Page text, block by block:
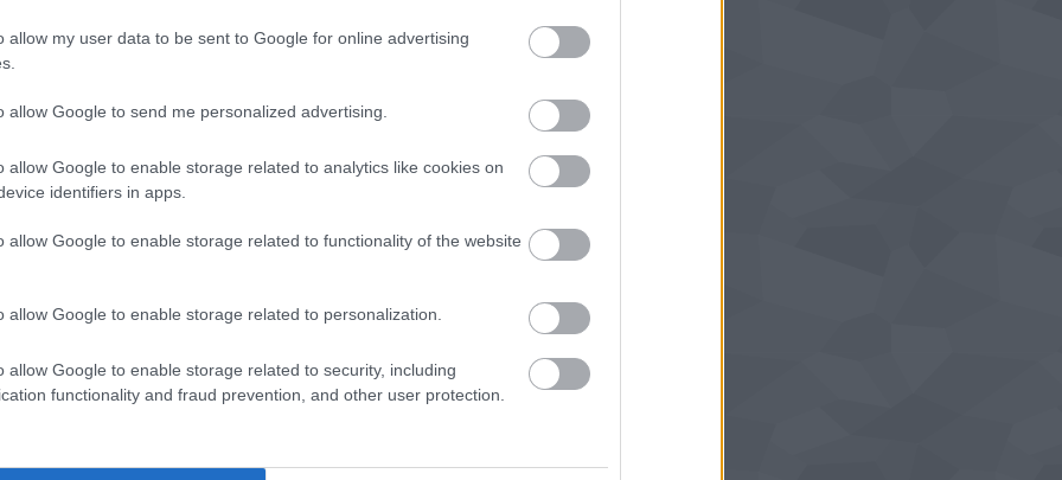
allow my user data to be sent to Google for online advertising
allow Google to send me personalized advertising.
allow Google to enable storage related to analytics like cookies on
identifiers in apps.
allow Google to enable storage related to functionality of the website
allow Google to enable storage related to personalization.
allow Google to enable storage related to security, including
functionality and fraud prevention, and other user protection.